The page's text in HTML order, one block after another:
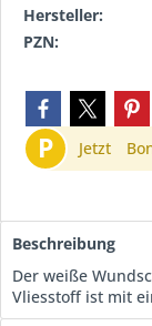
Hersteller:
PZN:
P Jetzt
Beschreibung
Der weiße
Vliesstoff ist mit